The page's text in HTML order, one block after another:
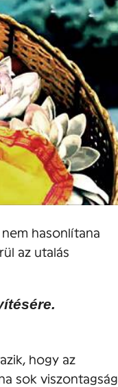
hasonlítana
az utalás
hogy az
sok viszontagság